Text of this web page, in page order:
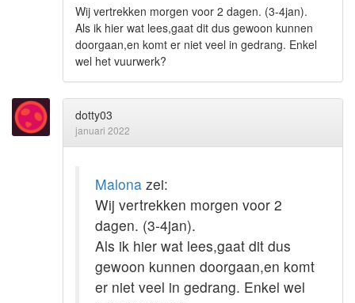
Wij vertrekken morgen voor 2 dagen. (3-4jan).
Als ik hier wat lees,gaat dit dus gewoon kunnen
doorgaan,en komt er niet veel in gedrang. Enkel
wel het vuurwerk?
dotty03
januari 2022
Malona zei:
Wij vertrekken morgen voor 2
dagen. (3-4jan).
Als ik hier wat lees,gaat dit dus
gewoon kunnen doorgaan,en komt
er niet veel in gedrang. Enkel wel